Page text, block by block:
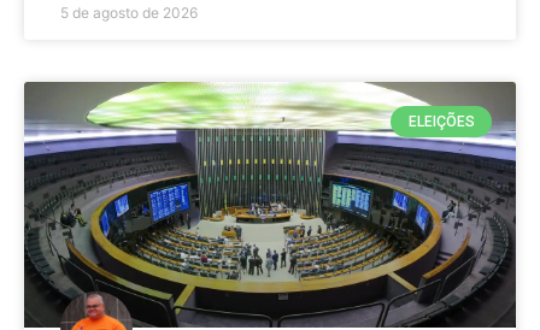
5 de agosto de 2026
ELEIÇÕES